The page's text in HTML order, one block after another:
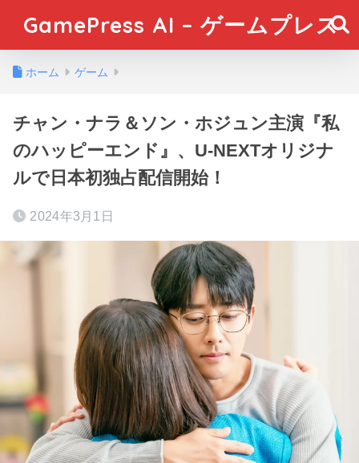
GamePress AI – ゲームプレス
ホーム ゲーム
チャン・ナラ＆ソン・ホジュン主演『私
のハッピーエンド』、U-NEXTオリジナ
ルで日本初独占配信開始！
2024年3月1日